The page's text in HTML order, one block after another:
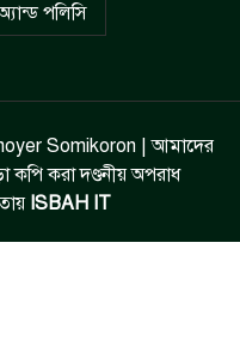
পলিসি
Somikoron | আমাদের
কপি করা দণ্ডনীয় অপরাধ
ISBAH IT